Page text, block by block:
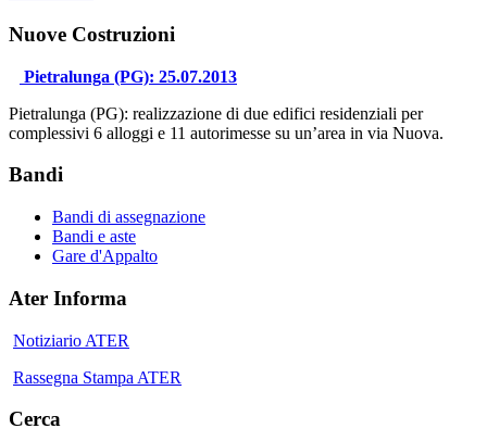
Nuove Costruzioni
Pietralunga (PG): 25.07.2013
Pietralunga (PG): realizzazione di due edifici residenziali per
complessivi 6 alloggi e 11 autorimesse su un’area in via Nuova.
Bandi
Bandi di assegnazione
Bandi e aste
Gare d'Appalto
Ater Informa
Notiziario ATER
Rassegna Stampa ATER
Cerca